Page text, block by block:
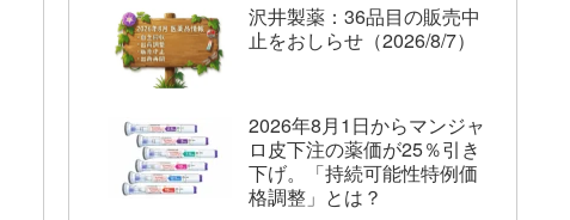
沢井製薬：36品目の販売中
止をおしらせ（2026/8/7）
2026年8月1日からマンジャ
ロ皮下注の薬価が25％引き
下げ。「持続可能性特例価
格調整」とは？